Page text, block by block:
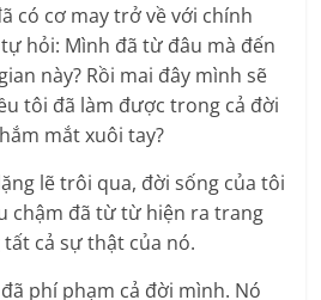
có cơ may trở về với chính
hỏi: Mình đã từ đâu mà đến
này? Rồi mai đây mình sẽ
tôi đã làm được trong cả đời
mắt xuôi tay?
lẽ trôi qua, đời sống của tôi
chậm đã từ từ hiện ra trang
cả sự thật của nó.
phí phạm cả đời mình. Nó